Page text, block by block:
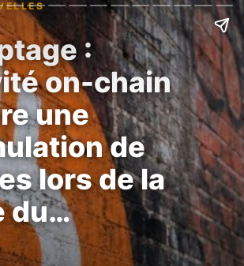
:
on-chain
une
de
lors de la
du…